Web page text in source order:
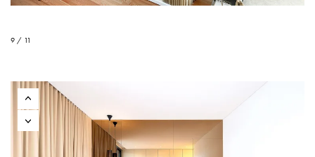
9 / 11